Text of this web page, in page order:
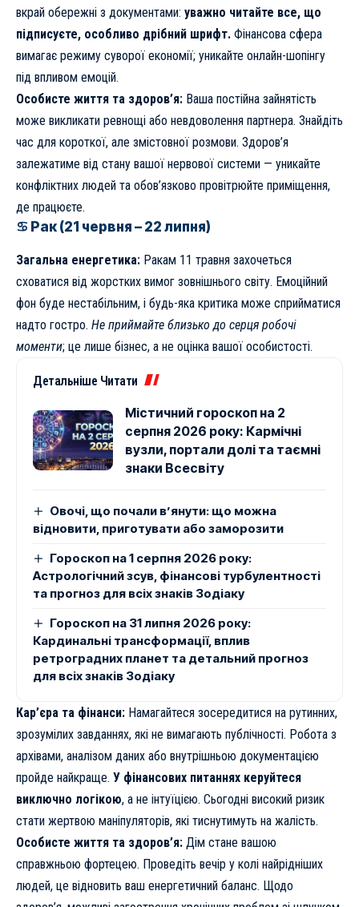
вкрай обережні з документами: уважно читайте все, що
підписуєте, особливо дрібний шрифт. Фінансова сфера
вимагає режиму суворої економії; уникайте онлайн-шопінгу
під впливом емоцій.
Особисте життя та здоров’я: Ваша постійна зайнятість
може викликати ревнощі або невдоволення партнера. Знайдіть
час для короткої, але змістовної розмови. Здоров’я
залежатиме від стану вашої нервової системи — уникайте
конфліктних людей та обов’язково провітрюйте приміщення,
де працюєте.
♋ Рак (21 червня – 22 липня)
Загальна енергетика: Ракам 11 травня захочеться
сховатися від жорстких вимог зовнішнього світу. Емоційний
фон буде нестабільним, і будь-яка критика може сприйматися
надто гостро. Не приймайте близько до серця робочі
моменти; це лише бізнес, а не оцінка вашої особистості.
Детальніше Читати
Містичний гороскоп на 2
серпня 2026 року: Кармічні
вузли, портали долі та таємні
знаки Всесвіту
Овочі, що почали в’янути: що можна
відновити, приготувати або заморозити
Гороскоп на 1 серпня 2026 року:
Астрологічний зсув, фінансові турбулентності
та прогноз для всіх знаків Зодіаку
Гороскоп на 31 липня 2026 року:
Кардинальні трансформації, вплив
ретроградних планет та детальний прогноз
для всіх знаків Зодіаку
Кар’єра та фінанси: Намагайтеся зосередитися на рутинних,
зрозумілих завданнях, які не вимагають публічності. Робота з
архівами, аналізом даних або внутрішньою документацією
пройде найкраще. У фінансових питаннях керуйтеся
виключно логікою, а не інтуїцією. Сьогодні високий ризик
стати жертвою маніпуляторів, які тиснутимуть на жалість.
Особисте життя та здоров’я: Дім стане вашою
справжньою фортецею. Проведіть вечір у колі найрідніших
людей, це відновить ваш енергетичний баланс. Щодо